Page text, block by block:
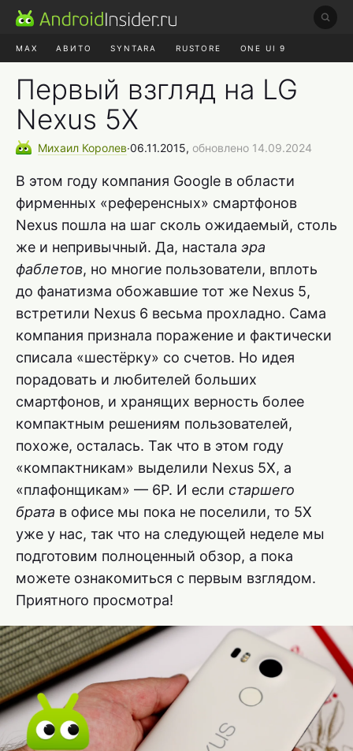
MAX АВИТО SYNTARA RUSTORE ONE UI 9
Первый взгляд на LG
Nexus 5X
Михаил Королев∙06.11.2015, обновлено 14.09.2024
В этом году компания Google в области
фирменных «референсных» смартфонов
Nexus пошла на шаг сколь ожидаемый, столь
же и непривычный. Да, настала эра
фаблетов, но многие пользователи, вплоть
до фанатизма обожавшие тот же Nexus 5,
встретили Nexus 6 весьма прохладно. Сама
компания признала поражение и фактически
списала «шестёрку» со счетов. Но идея
порадовать и любителей больших
смартфонов, и хранящих верность более
компактным решениям пользователей,
похоже, осталась. Так что в этом году
«компактникам» выделили Nexus 5X, а
«плафонщикам» — 6P. И если старшего
брата в офисе мы пока не поселили, то 5X
уже у нас, так что на следующей неделе мы
подготовим полноценный обзор, а пока
можете ознакомиться с первым взглядом.
Приятного просмотра!